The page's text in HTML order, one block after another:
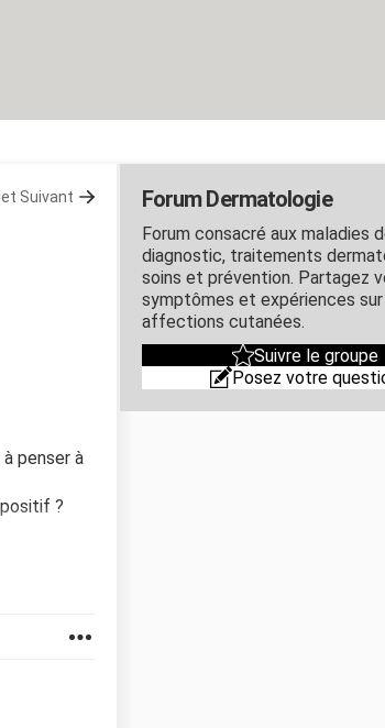
Suivant
penser à
?
Forum Dermatologie
Forum consacré aux maladies
diagnostic, traitements
soins et prévention. Partagez
symptômes et expériences
affections cutanées.
Suivre le groupe
Posez votre